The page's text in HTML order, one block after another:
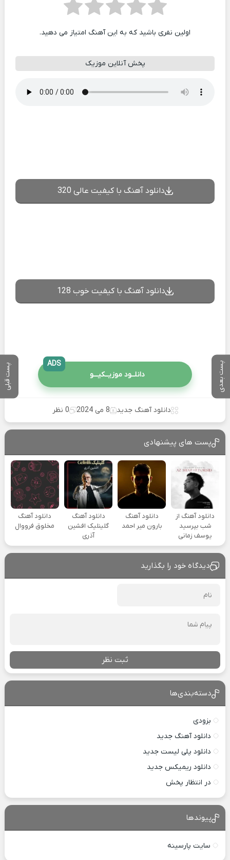
پست بعدی پست قبلی
اولین نفری باشید که به این آهنگ امتیاز می دهید.
پخش آنلاین موزیک
دانلود آهنگ با کیفیت عالی 320
دانلود آهنگ با کیفیت خوب 128
دانلــود موزیــکیـــو
ADS
دانلود آهنگ جدید 8 می 2024 0 نظر
پست های پیشنهادی
دانلود آهنگ از
شب بپرسید
یوسف زمانی
دانلود آهنگ
بارون میر احمد
دانلود آهنگ
گلینلیک افشین
آذری
دانلود آهنگ
مخلوق فرووال
دیدگاه خود را بگذارید
ثبت نظر
دسته‌بندی‌ها
بزودی
دانلود آهنگ جدید
دانلود پلی لیست جدید
دانلود ریمیکس جدید
در انتظار پخش
پیوندها
سایت پارسینه